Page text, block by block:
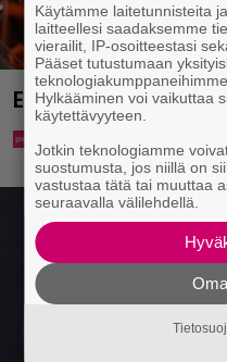
Eurojackpotista 80 000
Käytämme laitetunnisteita
laitteellesi saadaksemme
vierailit, IP-osoitteestasi
Pääset tutustumaan
Hylkääminen voi vaikuttaa
käytettävyyteen.
Jotkin teknologiamme
suostumusta, jos niillä on
vastustaa tätä tai muuttaa
seuraavalla välilehdellä.